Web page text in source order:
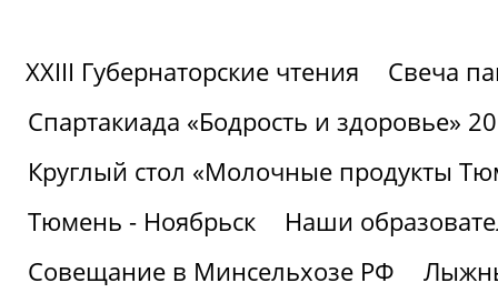
XXIII Губернаторские чтения
Свеча
Спартакиада «Бодрость и здоровье»
Круглый стол «Молочные продукты
Тюмень - Ноябрьск
Наши
Совещание в Минсельхозе РФ